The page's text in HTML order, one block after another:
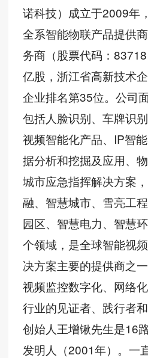
诺科技）成立于2009年
全系智能物联产品提供
务商（股票代码：
亿股，浙江省高新技术
企业排名第35位。公司
包括人脸识别、车牌识
视频智能化产品、IP智
据分析和挖掘及应用、
城市应急指挥解决方案
融、智慧城市、雪亮工
园区、智慧电力、智慧
个领域，是全球智能视
决方案主要的提供商之
视频监控数字化、网络
行业的见证者、践行者
创始人王增锹先生是16
发明人（2001年）。一